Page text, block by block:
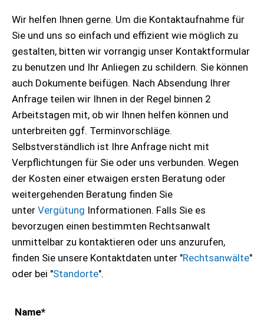
Wir helfen Ihnen gerne. Um die Kontaktaufnahme für
Sie und uns so einfach und effizient wie möglich zu
gestalten, bitten wir vorrangig unser Kontaktformular
zu benutzen und Ihr Anliegen zu schildern. Sie können
auch Dokumente beifügen. Nach Absendung Ihrer
Anfrage teilen wir Ihnen in der Regel binnen 2
Arbeitstagen mit, ob wir Ihnen helfen können und
unterbreiten ggf. Terminvorschläge.
Selbstverständlich ist Ihre Anfrage nicht mit
Verpflichtungen für Sie oder uns verbunden. Wegen
der Kosten einer etwaigen ersten Beratung oder
weitergehenden Beratung finden Sie
unter Vergütung Informationen. Falls Sie es
bevorzugen einen bestimmten Rechtsanwalt
unmittelbar zu kontaktieren oder uns anzurufen,
finden Sie unsere Kontaktdaten unter "Rechtsanwälte"
oder bei "Standorte".
Name*